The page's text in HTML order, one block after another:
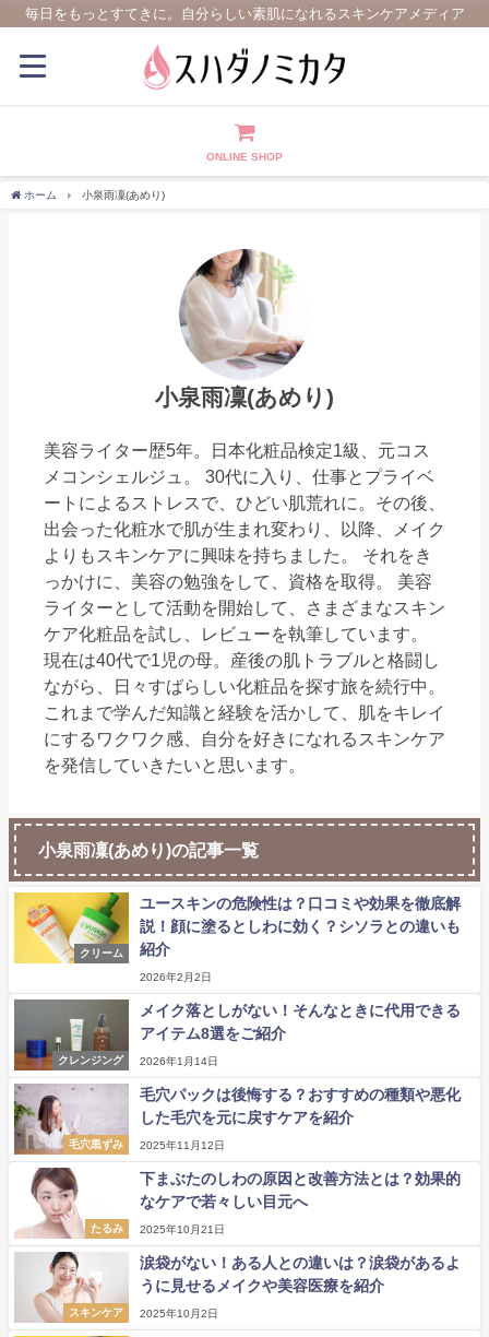
毎日をもっとすてきに。自分らしい素肌になれるスキンケアメディア
ONLINE SHOP
ホーム 小泉雨凜(あめり)
小泉雨凜(あめり)
美容ライター歴5年。日本化粧品検定1級、元コス
メコンシェルジュ。 30代に入り、仕事とプライベ
ートによるストレスで、ひどい肌荒れに。その後、
出会った化粧水で肌が生まれ変わり、以降、メイク
よりもスキンケアに興味を持ちました。 それをき
っかけに、美容の勉強をして、資格を取得。 美容
ライターとして活動を開始して、さまざまなスキン
ケア化粧品を試し、レビューを執筆しています。
現在は40代で1児の母。産後の肌トラブルと格闘し
ながら、日々すばらしい化粧品を探す旅を続行中。
これまで学んだ知識と経験を活かして、肌をキレイ
にするワクワク感、自分を好きになれるスキンケア
を発信していきたいと思います。
小泉雨凜(あめり)の記事一覧
クリーム
ユースキンの危険性は？口コミや効果を徹底解
説！顔に塗るとしわに効く？シソラとの違いも
紹介
2026年2月2日
クレンジング
メイク落としがない！そんなときに代用できる
アイテム8選をご紹介
2026年1月14日
毛穴黒ずみ
毛穴パックは後悔する？おすすめの種類や悪化
した毛穴を元に戻すケアを紹介
2025年11月12日
たるみ
下まぶたのしわの原因と改善方法とは？効果的
なケアで若々しい目元へ
2025年10月21日
スキンケア
涙袋がない！ある人との違いは？涙袋があるよ
うに見せるメイクや美容医療を紹介
2025年10月2日